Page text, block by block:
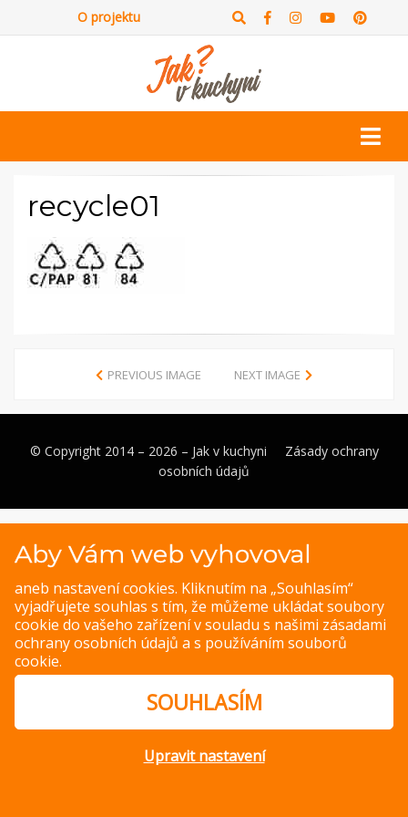
O projektu
recycle01
PREVIOUS IMAGE NEXT IMAGE
© Copyright 2014 – 2026 – Jak v kuchyni
Zásady ochrany
osobních údajů
Aby Vám web vyhovoval
aneb nastavení cookies. Kliknutím na „Souhlasím“
vyjadřujete souhlas s tím, že můžeme ukládat soubory
cookie do vašeho zařízení v souladu s našimi zásadami
ochrany osobních údajů a s používáním souborů
cookie.
SOUHLASÍM
Upravit nastavení